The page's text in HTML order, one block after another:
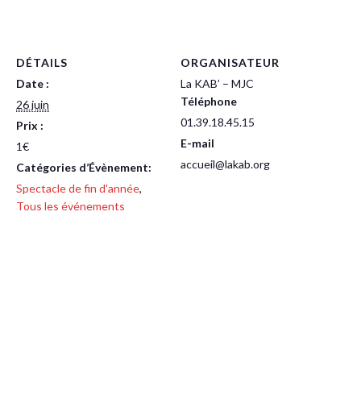
DÉTAILS
Date :
26 juin
Prix :
1€
Catégories d’Évènement:
Spectacle de fin d'année,
Tous les événements
ORGANISATEUR
La KAB’ – MJC
Téléphone
01.39.18.45.15
E-mail
accueil@lakab.org